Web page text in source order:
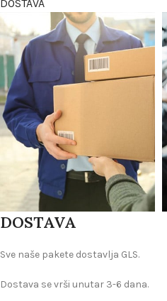
DOSTAVA
DOSTAVA
Sve naše pakete dostavlja GLS.
Dostava se vrši unutar 3-6 dana.